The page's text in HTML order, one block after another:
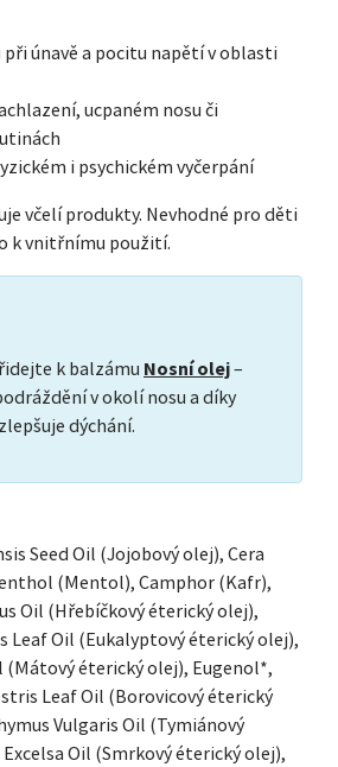
při únavě a pocitu napětí v oblasti
ucpaném nosu či
i psychickém vyčerpání
včelí produkty. Nevhodné pro děti
k vnitřnímu použití.
k balzámu Nosní olej–
v okolí nosu a díky
dýchání.
Seed Oil (Jojobový olej), Cera
(Mentol), Camphor (Kafr),
Oil (Hřebíčkový éterický olej),
Leaf Oil (Eukalyptový éterický olej),
éterický olej), Eugenol*,
Leaf Oil (Borovicový éterický
Vulgaris Oil (Tymiánový
Oil (Smrkový éterický olej),